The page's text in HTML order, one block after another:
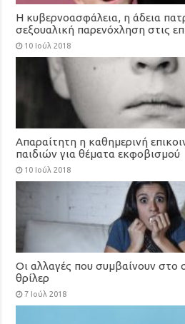
Η κυβερνοασφάλεια, η άδεια
σεξουαλική παρενόχληση στις
10 Ιούλ 2018
Απαραίτητη η καθημερινή
παιδιών για θέματα εκφοβισμού
10 Ιούλ 2018
Οι αλλαγές που συμβαίνουν
θρίλερ
7 Ιούλ 2018